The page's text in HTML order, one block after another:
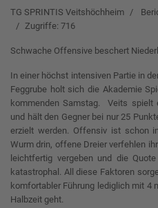
TG SPRINTIS Veitshöchheim
Zugriffe: 716
Schwache Offensive beschert
In einer höchst intensiven Partie in
Feggrube holt sich die Akademie
kommenden Samstag. Veits
und hält den Gegner bei nur 25
erzielt werden. Offensiv ist schon
Wurm drin, offene Dreier verfehlen
leichtfertig vergeben und die
katastrophal. All diese Faktoren
komfortabler Führung lediglich mit 4
Halbzeit geht.